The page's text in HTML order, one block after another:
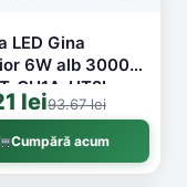
LED Gina
6W alb 3000k
CH1A-HT2L-
lei93.67 lei
Cumpără acum